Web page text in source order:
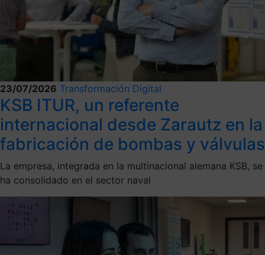
23/07/2026 Transformación Digital
KSB ITUR, un referente
internacional desde Zarautz en la
fabricación de bombas y válvulas
La empresa, integrada en la multinacional alemana KSB, se
ha consolidado en el sector naval